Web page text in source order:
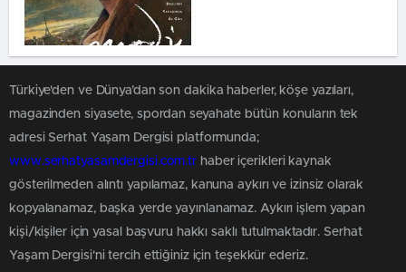
Türkiye'den ve Dünya’dan son dakika haberler, köşe yazıları,
magazinden siyasete, spordan seyahate bütün konuların tek
adresi Serhat Yaşam Dergisi platformunda;
www.serhatyasamdergisi.com.tr haber içerikleri kaynak
gösterilmeden alıntı yapılamaz, kanuna aykırı ve izinsiz olarak
kopyalanamaz, başka yerde yayınlanamaz. Aykırı işlem yapan
kişi/kişiler için yasal başvuru hakkı saklı tutulmaktadır. Serhat
Yaşam Dergisi'ni tercih ettiğiniz için teşekkür ederiz.